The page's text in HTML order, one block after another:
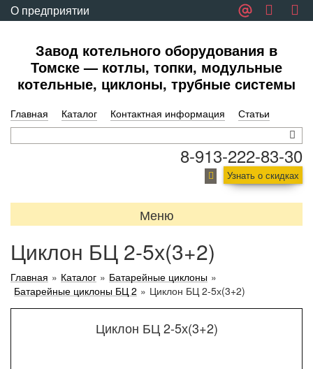
О предприятии
Завод котельного оборудования в
Томске — котлы, топки, модульные
котельные, циклоны, трубные системы
Главная Каталог Контактная информация Статьи
8-913-222-83-30
Узнать о скидках
Меню
Циклон БЦ 2-5х(3+2)
Главная » Каталог » Батарейные циклоны »
Батарейные циклоны БЦ 2 » Циклон БЦ 2-5х(3+2)
Циклон БЦ 2-5х(3+2)